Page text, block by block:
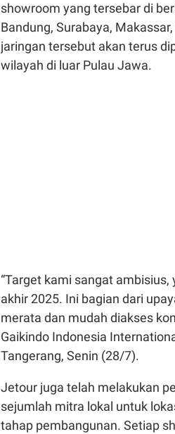
showroom yang tersebar di
Bandung, Surabaya,
jaringan tersebut akan terus
wilayah di luar Pulau Jawa.
“Target kami sangat
akhir 2025. Ini bagian dari
merata dan mudah diakses
Gaikindo Indonesia
Tangerang, Senin (28/7).
Jetour juga telah melakukan
sejumlah mitra lokal untuk
tahap pembangunan. Setiap